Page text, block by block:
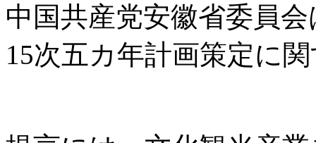
中国共産党安徽省委員
15次五カ年計画策定に